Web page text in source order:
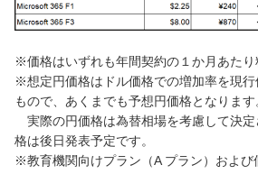
※価格はいずれも年間契約の１か月あたり
※想定円価格はドル価格での増加率を現行
もので、あくまでも予想円価格となります
実際の円価格は為替相場を考慮して決定
格は後日発表予定です。
※教育機関向けプラン（A プラン）およ